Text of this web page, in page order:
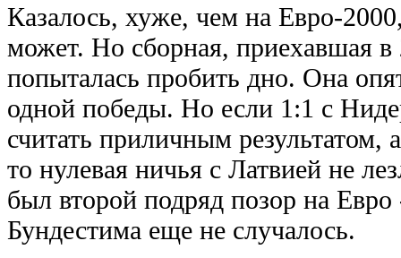
Казалось, хуже, чем на Евро-
может. Но сборная, приехавшая
попыталась пробить дно. Она
одной победы. Но если 1:1 с
считать приличным
то нулевая ничья с Латвией не
был второй подряд позор на Евро
Бундестима еще не случалось.